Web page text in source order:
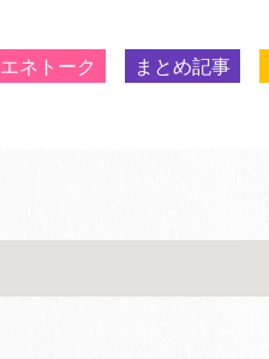
エネトーク まとめ記事